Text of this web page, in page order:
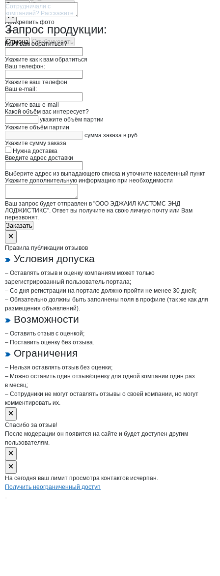
Прикрепить фото
Отмена Опубликовать
Отмена Опубликовать
Запрос продукции:
Как к вам обратиться?
Укажите как к вам обратиться
Ваш телефон:
Укажите ваш телефон
Ваш e-mail:
Укажите ваш e-mail
Какой объём вас интересует?
укажите объём партии
Укажите объём партии
сумма заказа в руб
Укажите сумму заказа
Нужна доставка
Введите адрес доставки
Выберите адрес из выпадающего списка и уточните населенный пункт
Укажите дополнительную информацию при необходимости
Ваш запрос будет отправлен в "ООО ЭДЖАИЛ КАСТОМС ЭНД
ЛОДЖИСТИКС". Ответ вы получите на свою личную почту или Вам
перезвонят.
Заказать
Правила публикации отзывов
Условия допуска
– Оставлять отзыв и оценку компаниям может только
зарегистрированный пользователь портала;
– Со дня регистрации на портале должно пройти не менее 30 дней;
– Обязательно должны быть заполнены поля в профиле (так же как для
размещения объявлений).
Возможности
– Оставить отзыв с оценкой;
– Поставить оценку без отзыва.
Ограничения
– Нельзя оставлять отзыв без оценки;
– Можно оставить один отзыв/оценку для одной компании один раз
в месяц;
– Сотрудники не могут оставлять отзывы о своей компании, но могут
комментировать их.
Спасибо за отзыв!
После модерации он появится на сайте и будет доступен другим
пользователям.
На сегодня ваш лимит просмотра контактов исчерпан.
Получить неограниченный доступ